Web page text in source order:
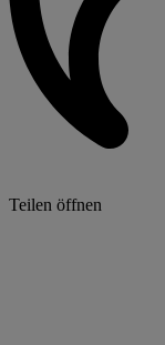
Teilen öffnen